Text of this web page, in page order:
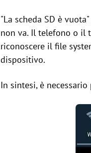
"La scheda SD è
non va. Il telefono o il
riconoscere il file
dispositivo.
In sintesi, è